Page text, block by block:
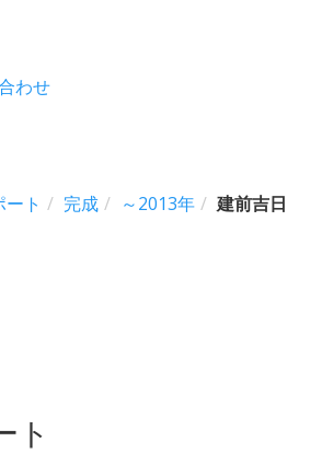
わせ
ト 完成 ～2013年 建前吉日
ト